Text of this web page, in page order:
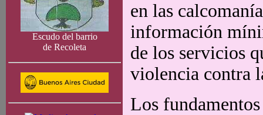
Escudo del barrio
de Recoleta
en las
información
de los servicios
violencia contra
Los